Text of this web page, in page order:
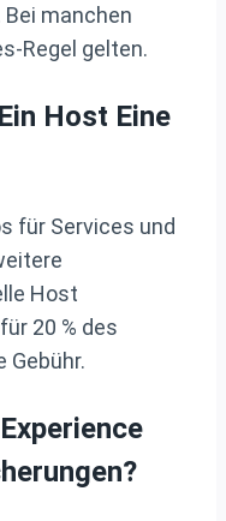
manchen
Regel gelten.
Host Eine
für Services und
Host
20 % des
Gebühr.